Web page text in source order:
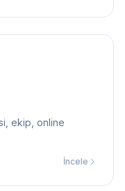
ekip, online
İncele